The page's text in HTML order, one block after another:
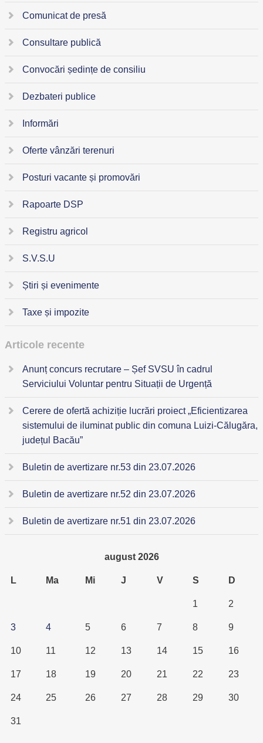
Comunicat de presă
Consultare publică
Convocări ședințe de consiliu
Dezbateri publice
Informări
Oferte vânzări terenuri
Posturi vacante și promovări
Rapoarte DSP
Registru agricol
S.V.S.U
Știri și evenimente
Taxe și impozite
Articole recente
Anunț concurs recrutare – Șef SVSU în cadrul
Serviciului Voluntar pentru Situații de Urgență
Cerere de ofertă achiziție lucrări proiect „Eficientizarea
sistemului de iluminat public din comuna Luizi-Călugăra,
județul Bacău”
Buletin de avertizare nr.53 din 23.07.2026
Buletin de avertizare nr.52 din 23.07.2026
Buletin de avertizare nr.51 din 23.07.2026
august 2026
L Ma Mi J V S D
1 2
3 4 5 6 7 8 9
10 11 12 13 14 15 16
17 18 19 20 21 22 23
24 25 26 27 28 29 30
31